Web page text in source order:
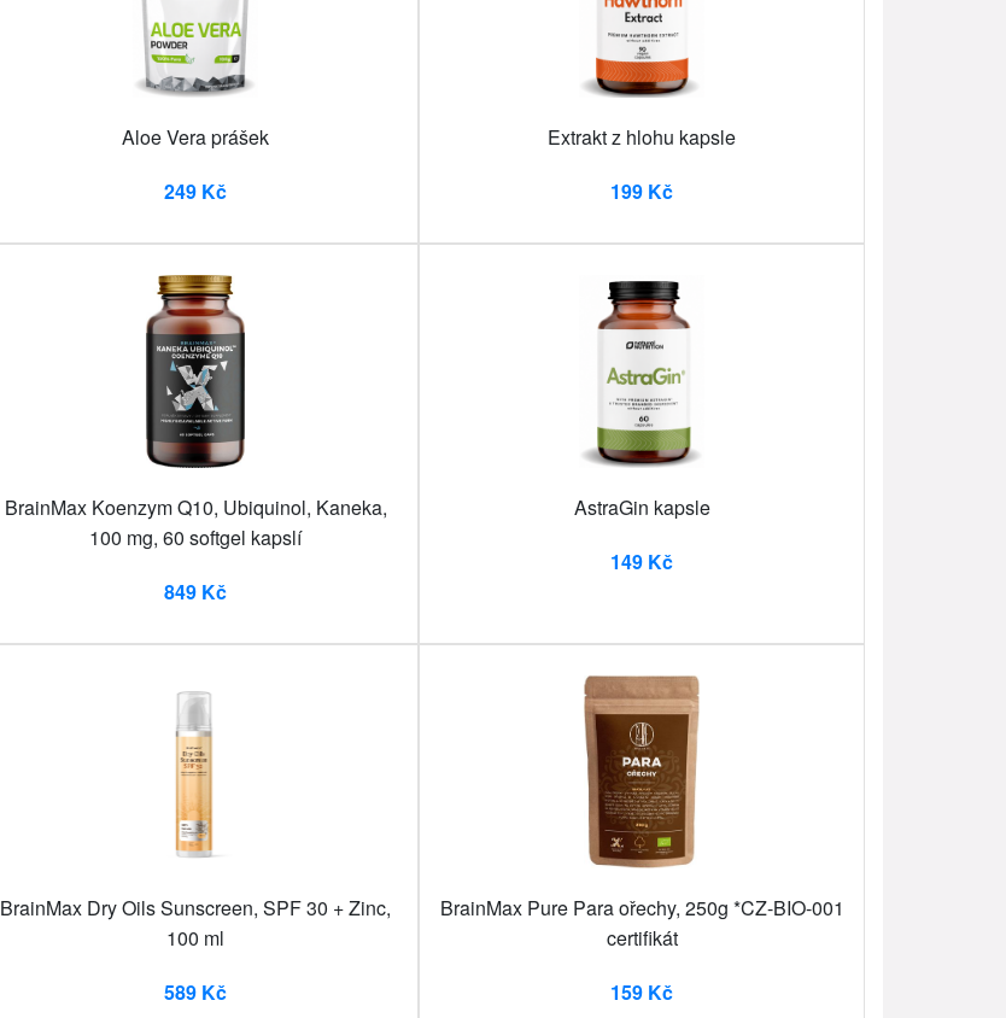
Aloe Vera prášek
249 Kč
Extrakt z hlohu kapsle
199 Kč
BrainMax Koenzym Q10, Ubiquinol, Kaneka,
100 mg, 60 softgel kapslí
849 Kč
AstraGin kapsle
149 Kč
BrainMax Dry Oils Sunscreen, SPF 30 + Zinc,
100 ml
589 Kč
BrainMax Pure Para ořechy, 250g *CZ-BIO-001
certifikát
159 Kč